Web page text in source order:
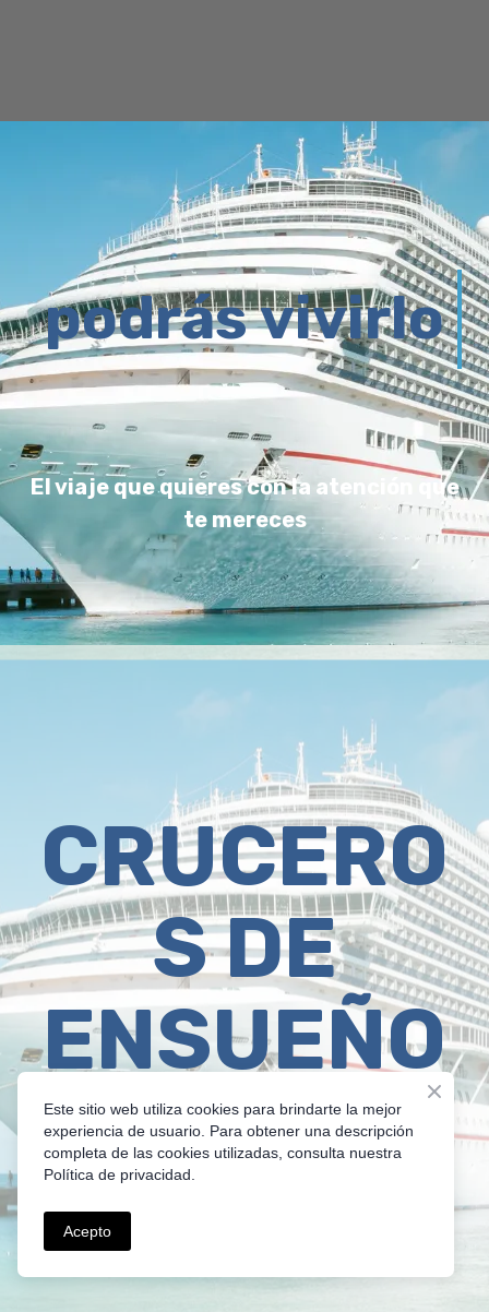
podrás vivirlo
El viaje que quieres con la atención que
te mereces
CRUCERO
S DE
ENSUEÑO
Descubre el
Mundo a Bordo
Este sitio web utiliza cookies para brindarte la mejor
experiencia de usuario. Para obtener una descripción
completa de las cookies utilizadas, consulta nuestra
Política de privacidad.
Acepto